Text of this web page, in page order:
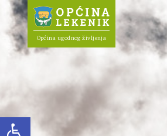
Open toolbar
Općina ugodnog življenja